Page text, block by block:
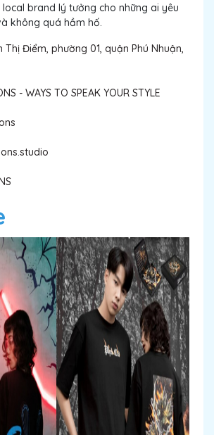
brand lý tưởng cho những ai yêu
không quá hầm hố.
Điểm, phường 01, quận Phú Nhuận,
- WAYS TO SPEAK YOUR STYLE